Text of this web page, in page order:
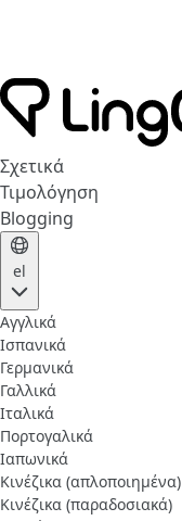
Σχετικά
Τιμολόγηση
Blogging
el
Αγγλικά
Ισπανικά
Γερμανικά
Γαλλικά
Ιταλικά
Πορτογαλικά
Ιαπωνικά
Κινέζικα (απλοποιημένα)
Κινέζικα (παραδοσιακά)